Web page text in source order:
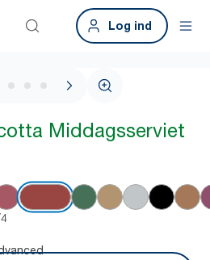
Log ind
1 / 6
Middagsserviet